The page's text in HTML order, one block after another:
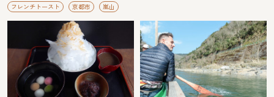
フレンチトースト
京都市 嵐山